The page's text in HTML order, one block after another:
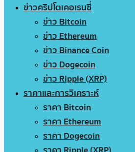
ข่าวคริปโตเคอเรนซี่
ข่าว Bitcoin
ข่าว Ethereum
ข่าว Binance Coin
ข่าว Dogecoin
ข่าว Ripple (XRP)
ราคาและการวิเคราะห์
ราคา Bitcoin
ราคา Ethereum
ราคา Dogecoin